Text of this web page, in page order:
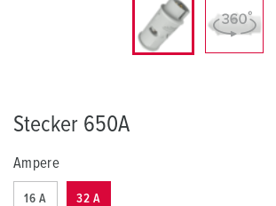
Stecker 650A
Ampere
16 A 32 A